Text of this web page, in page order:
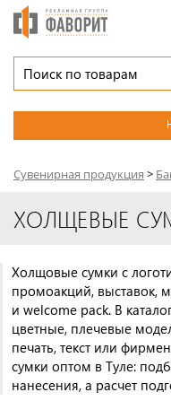
Сувенирная продукция >
ХОЛЩЕВЫЕ
Холщовые сумки с
промоакций, выставок,
и welcome pack. В
цветные, плечевые
печать, текст или
сумки оптом в Туле:
нанесения, а расчет